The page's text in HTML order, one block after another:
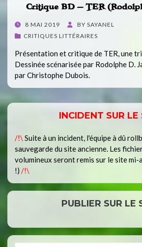
Critique BD – TER
POSTED
ON
8 MAI 2019 BY SAYANEL
CRITIQUES LITTÉRAIRES
Présentation et critique de TER, une
Dessinée scénarisée par Rodolphe D.
par Christophe Dubois.
INCIDENT SUR LE
/!\ Suite à un incident, l'équipe à dû
sauvegarde du site ancienne. Les
volumineux seront remis sur le site mi-
!) /!\
PUBLIER SUR LE